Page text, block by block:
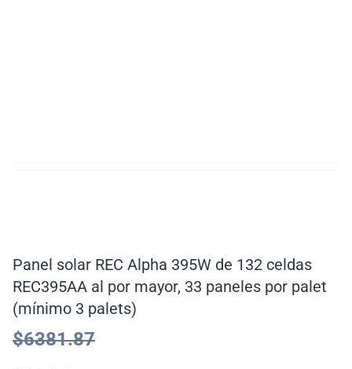
Panel solar REC Alpha 395W de 132 celdas
REC395AA al por mayor, 33 paneles por palet
(mínimo 3 palets)
$6381.87